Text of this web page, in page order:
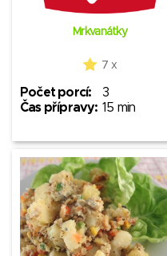
Mrkvanátky
7 x
Počet porcí:
3
Čas přípravy: 15 min